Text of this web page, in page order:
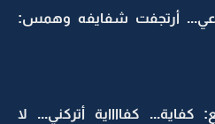
أرتجفت شفايفه وهمس:
كفااااية أتركني... لا